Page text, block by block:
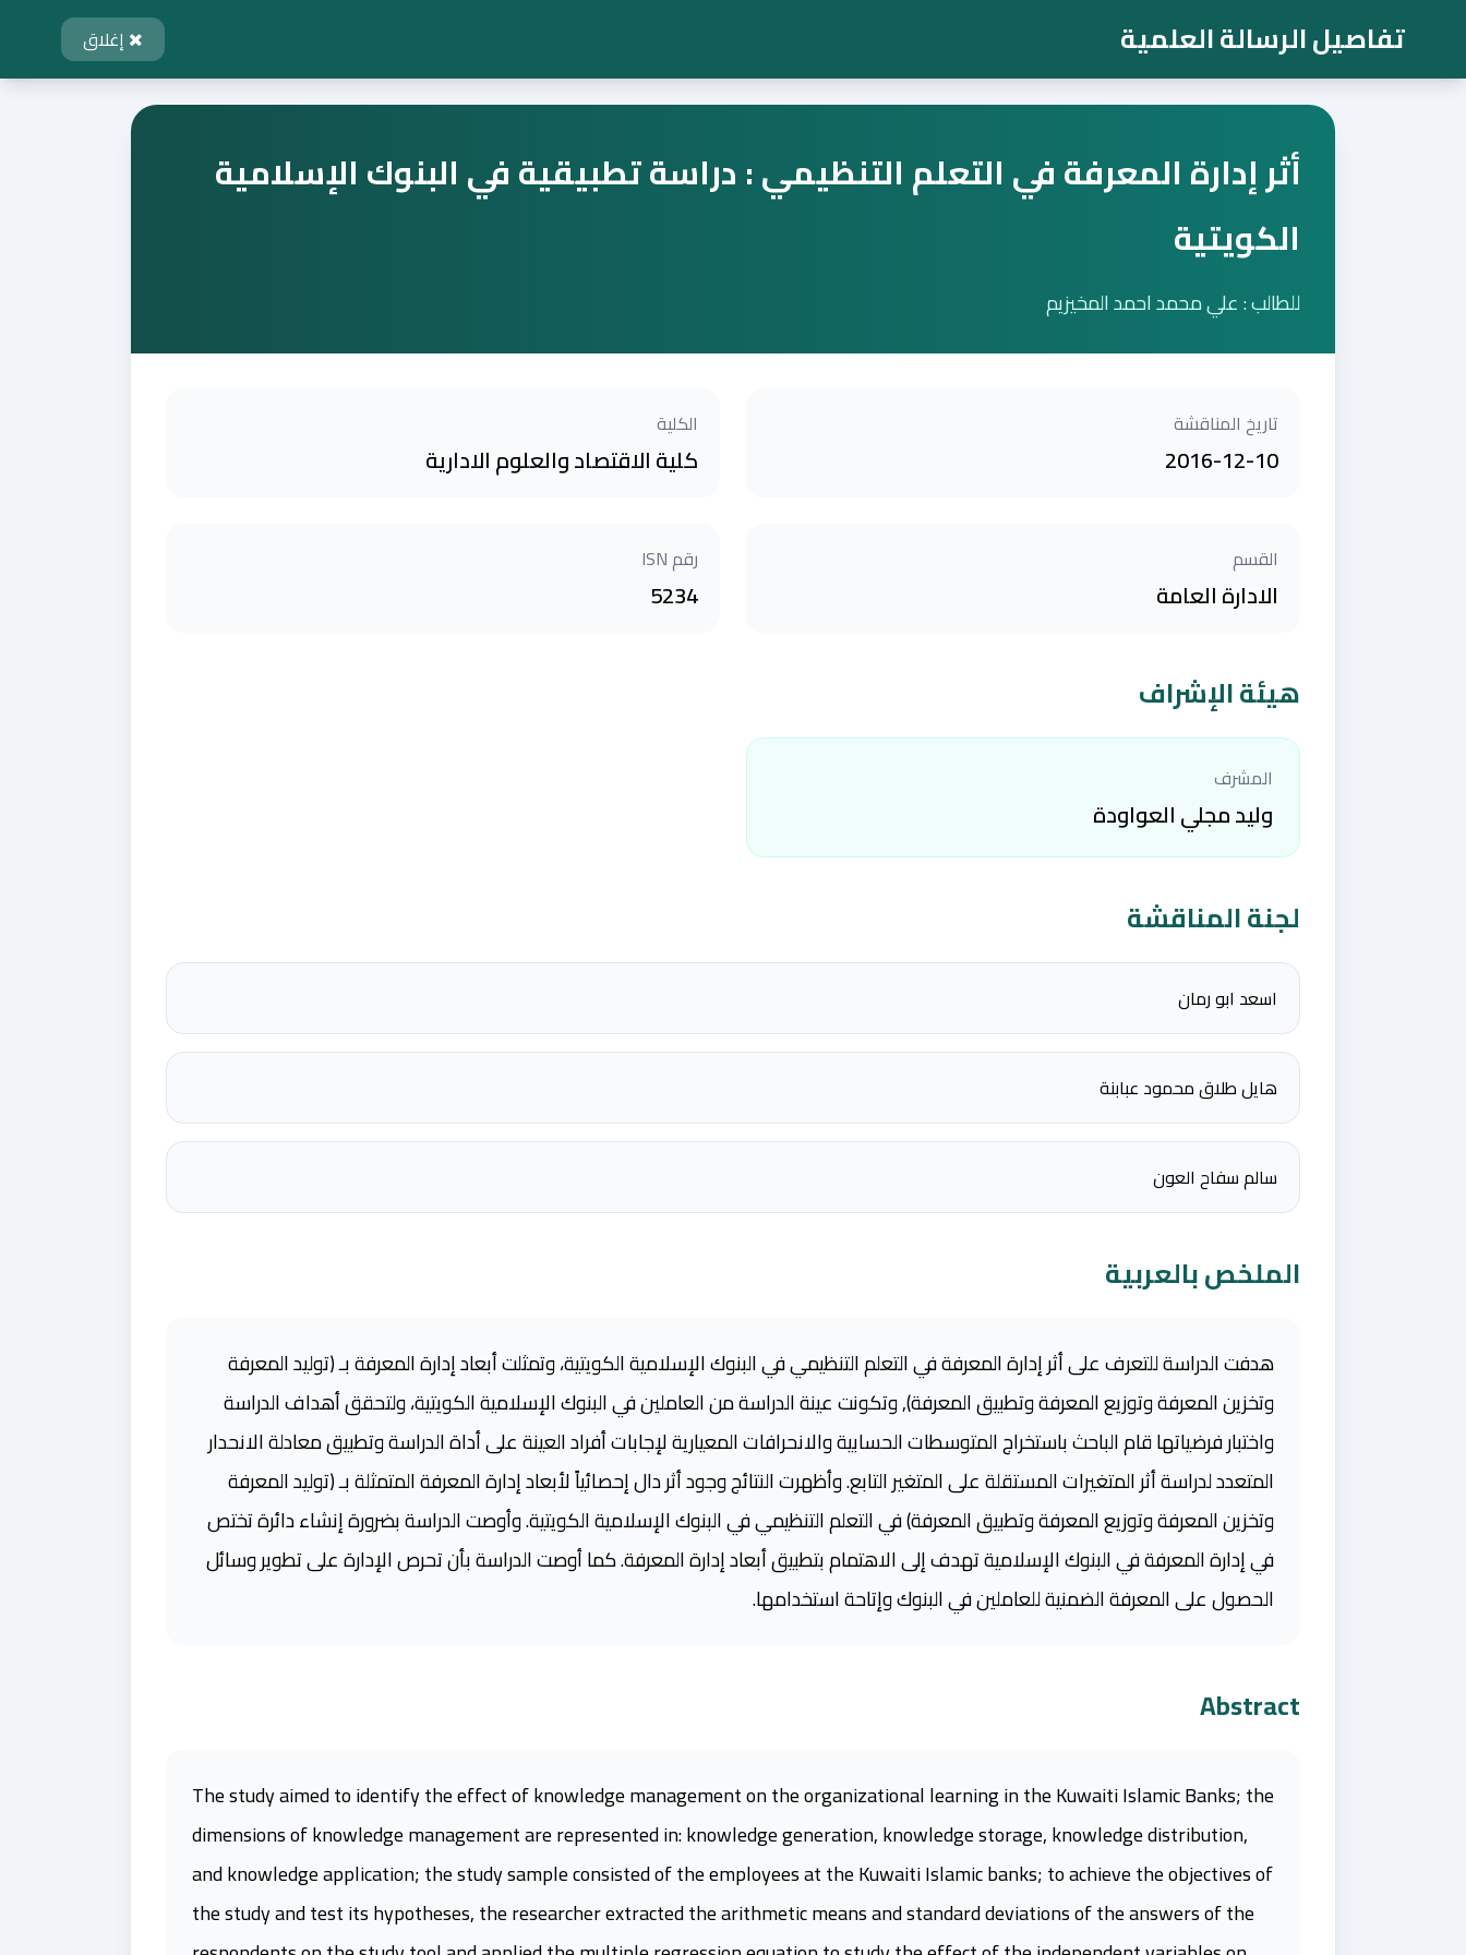
تفاصيل الرسالة العلمية
أثر إدارة المعرفة في التعلم التنظيمي : دراسة تطبيقية في البنوك الإسلامية
الكويتية
للطالب : علي محمد احمد المخيزيم
تاريخ المناقشة
2016-12-10
الكلية
كلية الاقتصاد والعلوم الادارية
القسم
الادارة العامة
رقم ISN
5234
هيئة الإشراف
المشرف
وليد مجلي العواودة
لجنة المناقشة
اسعد ابو رمان
هايل طلاق محمود عبابنة
سالم سفاح العون
الملخص بالعربية
هدفت الدراسة للتعرف على أثر إدارة المعرفة في التعلم التنظيمي في البنوك الإسلامية الكويتية، وتمثلت أبعاد إدارة المعرفة بـ (توليد المعرفة
وتخزين المعرفة وتوزيع المعرفة وتطبيق المعرفة), وتكونت عينة الدراسة من العاملين في البنوك الإسلامية الكويتية، ولتحقق أهداف الدراسة
واختبار فرضياتها قام الباحث باستخراج المتوسطات الحسابية والانحرافات المعيارية لإجابات أفراد العينة على أداة الدراسة وتطبيق معادلة الانحدار
المتعدد لدراسة أثر المتغيرات المستقلة على المتغير التابع. وأظهرت النتائج وجود أثر دال إحصائياً لأبعاد إدارة المعرفة المتمثلة بـ (توليد المعرفة
وتخزين المعرفة وتوزيع المعرفة وتطبيق المعرفة) في التعلم التنظيمي في البنوك الإسلامية الكويتية. وأوصت الدراسة بضرورة إنشاء دائرة تختص
في إدارة المعرفة في البنوك الإسلامية تهدف إلى الاهتمام بتطبيق أبعاد إدارة المعرفة. كما أوصت الدراسة بأن تحرص الإدارة على تطوير وسائل
الحصول على المعرفة الضمنية للعاملين في البنوك وإتاحة استخدامها.
Abstract
The study aimed to identify the effect of knowledge management on the organizational learning in the Kuwaiti Islamic Banks; the
dimensions of knowledge management are represented in: knowledge generation, knowledge storage, knowledge distribution,
and knowledge application; the study sample consisted of the employees at the Kuwaiti Islamic banks; to achieve the objectives of
the study and test its hypotheses, the researcher extracted the arithmetic means and standard deviations of the answers of the